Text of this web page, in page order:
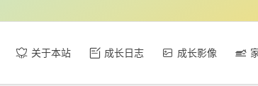
关于本站 成长日志 成长影像